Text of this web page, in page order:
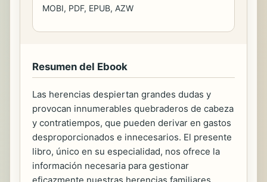
MOBI, PDF, EPUB, AZW
Resumen del Ebook
Las herencias despiertan grandes dudas y
provocan innumerables quebraderos de cabeza
y contratiempos, que pueden derivar en gastos
desproporcionados e innecesarios. El presente
libro, único en su especialidad, nos ofrece la
información necesaria para gestionar